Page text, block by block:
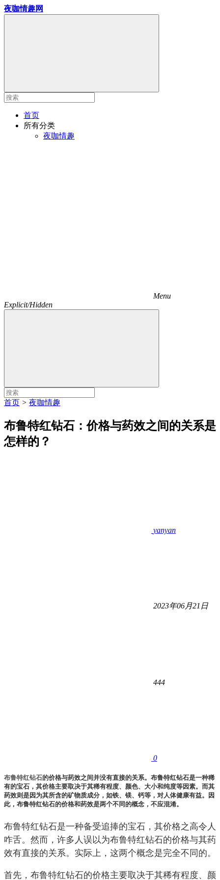
夜咖情趣网
首页
所有分类
夜咖情趣
Menu
Explicit/Hidden
首页 > 夜咖情趣
布鲁特红钻石：价格与药效之间的关系是
怎样的？
yanyan
2023年06月21日
444
0
布鲁特红钻石的价格与药效之间并没有直接的关系。布鲁特红钻石是一种稀
有的宝石，其价格主要取决于其稀有程度、颜色、大小和纯度等因素。而其
药效则是因为其所含的矿物质成分，如铁、镁、钙等，对人体健康有益。因
此，布鲁特红钻石的价格和药效是两个不同的概念，不应混淆。
布鲁特红钻石是一种备受追捧的宝石，其价格之高令人
咋舌。然而，许多人误以为布鲁特红钻石的价格与其药
效有直接的关系。实际上，这两个概念是完全不同的。
首先，布鲁特红钻石的价格主要取决于其稀有程度、颜